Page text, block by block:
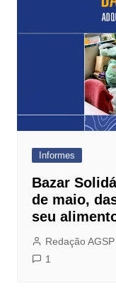
Informes
Bazar
de maio,
seu
Redação
1